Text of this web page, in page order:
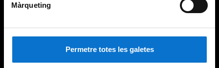
Màrqueting
Permetre totes les galetes